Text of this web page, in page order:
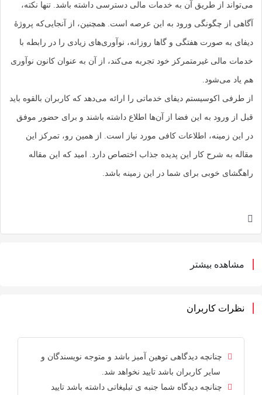
می‌تواند از طریق آن به خدمات مالی دسترسی داشته باشد. تنها نکته،
آگاهی از چگونگی ورود به این عرصه است. همچنین، از آنجایی‌که پروژۀ
دیفای به صورت هفتگی و گاها روزانه، نوآوری‌های زیادی را در رابطه با
خدمات مالی غیرمتمرکز خود تجربه می‌کند، از آن به عنوان کانون نوآوری
هم یاد می‌شود.
از طرفی اکوسیستم دیفای خدماتی را ارائه می‌دهد که کاربران بالقوه باید
قبل از ورود به این فضا از آن‌ها اطلاع داشته باشند و برای حضور موفق
در این زمینه، اطلاعات کافی مورد نیاز است. از همین رو، تمرکز این
مقاله به شرح کار این پدیده جذاب اختصاص دارد. امید که این مقاله
راهگشای خوبی برای شما در این زمینه باشد.
مشاهده بیشتر
نظرات کاربران
چنانچه دیدگاهی توهین آمیز باشد و متوجه نویسندگان و
سایر کاربران باشد تایید نخواهد شد.
چنانچه دیدگاه شما جنبه ی تبلیغاتی داشته باشد تایید